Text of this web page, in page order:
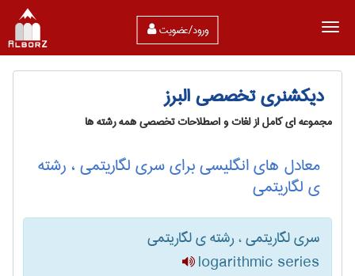
ورود/عضویت
دیکشنری تخصصی البرز
مجموعه ای کامل از لغات و اصطلاحات تخصصی همه رشته ها
معادل های انگلیسی برای سری لگاریتمی ، رشته
ی لگاریتمی
سری لگاریتمی ، رشته ی لگاریتمی
logarithmic series